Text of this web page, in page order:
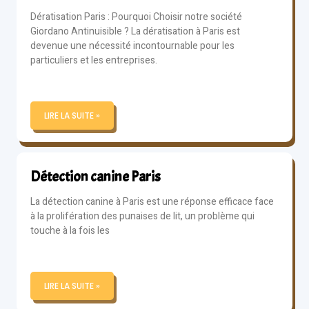
Dératisation Paris : Pourquoi Choisir notre société
Giordano Antinuisible ? La dératisation à Paris est
devenue une nécessité incontournable pour les
particuliers et les entreprises.
LIRE LA SUITE »
Détection canine Paris
La détection canine à Paris est une réponse efficace face
à la prolifération des punaises de lit, un problème qui
touche à la fois les
LIRE LA SUITE »